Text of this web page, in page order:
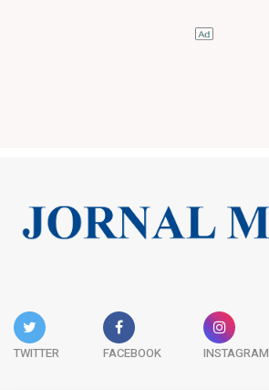
TWITTER FACEBOOK INSTAGRAM